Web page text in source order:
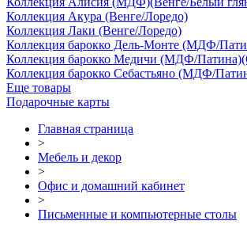
Коллекция Акура (Венге/Лоредо)
Коллекция Лаки (Венге/Лоредо)
Коллекция барокко Дель-Монте (МДФ/
Коллекция барокко Медичи (МДФ/
Коллекция барокко Себастьяно (МДФ/
Еще товары
Подарочные карты
Главная страница
>
Мебель и декор
>
Офис и домашний кабинет
>
Письменные и компьютерные столы